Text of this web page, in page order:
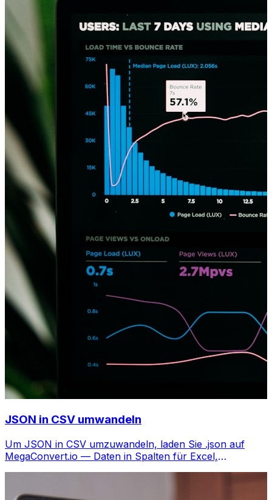
JSON in CSV umwandeln
Um JSON in CSV umzuwandeln, laden Sie .json auf
MegaConvert.io — Daten in Spalten für Excel,